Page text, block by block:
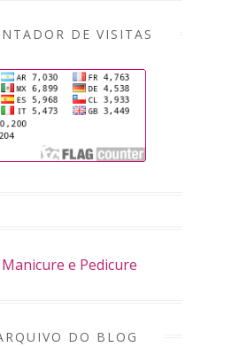
DE VISITAS
DO BLOG